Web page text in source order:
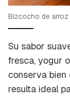
Bizcocho de
Su sabor
fresca, yogur
conserva bien
resulta ideal